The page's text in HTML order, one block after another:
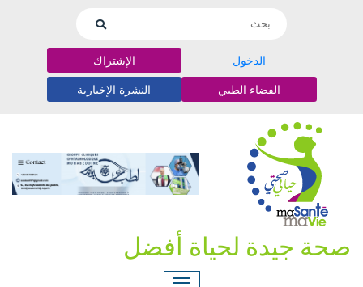
الدخول الإشتراك
الفضاء الطبي النشرة الإخبارية
صحة جيدة لحياة أفضل